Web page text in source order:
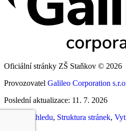
Oficiální stránky ZŠ Staňkov © 2026
Provozovatel Galileo Corporation
Poslední aktualizace: 11. 7. 2026
Změna vzhledu, Struktura stránek,